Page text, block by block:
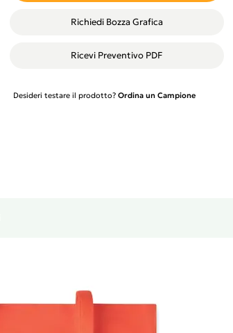
Richiedi Bozza Grafica
Ricevi Preventivo PDF
Desideri testare il prodotto? Ordina un Campione